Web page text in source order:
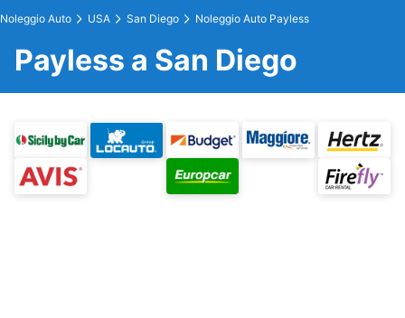
Noleggio Auto USA San Diego Noleggio Auto Payless
Payless a San Diego